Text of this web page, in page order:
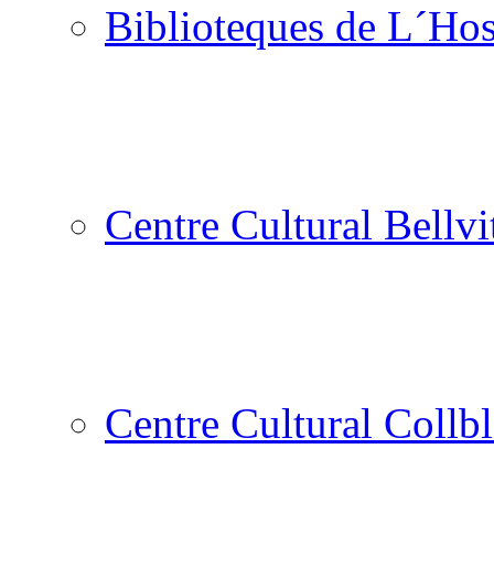
Biblioteques de
Centre Cultural
Centre Cultural